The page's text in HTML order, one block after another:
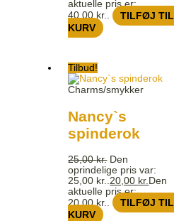
aktuelle pris er:
40,00 kr..
TILFØJ TIL
KURV
Tilbud!
Charms/smykker
Nancy`s
spinderok
25,00kr. Den
oprindelige pris var:
25,00 kr.. 20,00 kr. Den
aktuelle pris er:
20,00 kr..
TILFØJ TIL
KURV